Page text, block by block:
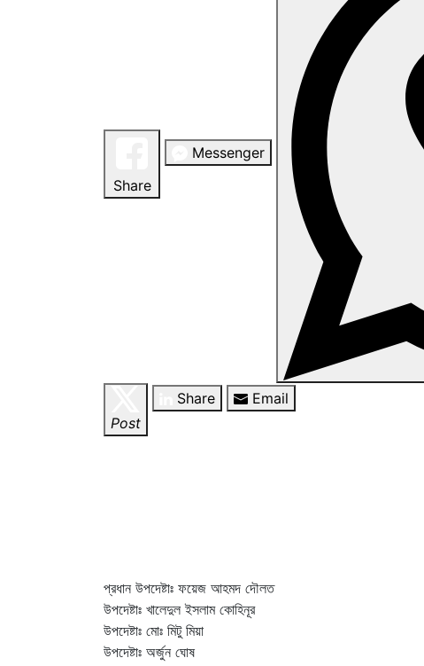
Share
Messenger
Post
Share Email
প্রধান উপদেষ্টাঃ ফয়েজ আহমদ দৌলত
উপদেষ্টাঃ খালেদুল ইসলাম কোহিনূর
উপদেষ্টাঃ মোঃ মিটু মিয়া
উপদেষ্টাঃ অর্জুন ঘোষ